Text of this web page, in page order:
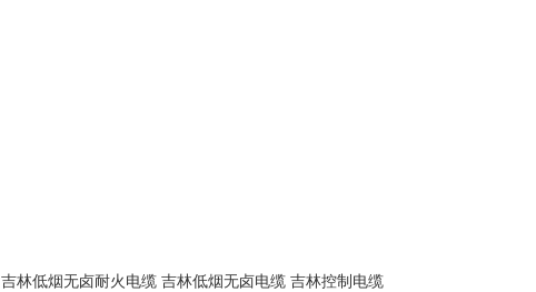
吉林低烟无卤耐火电缆 吉林低烟无卤电缆 吉林控制电缆